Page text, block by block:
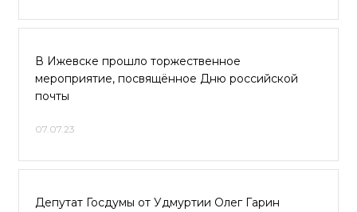
В Ижевске прошло торжественное
мероприятие, посвящённое Дню российской
почты
07.07.23
Депутат Госдумы от Удмуртии Олег Гарин